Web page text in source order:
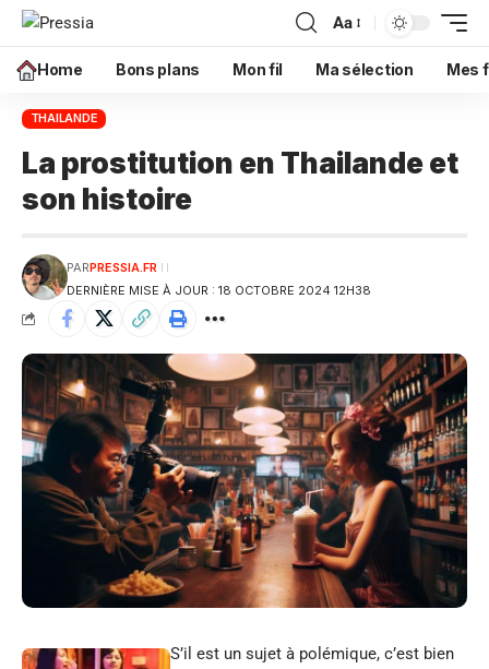
Aa
Home Bons plans Mon fil Ma sélection Mes
THAILANDE
La prostitution en Thailande et
son histoire
DERNIÈRE MISE À JOUR : 18 OCTOBRE 2024 12H38
PARPRESSIA.FR
S’il est un sujet à polémique, c’est bien